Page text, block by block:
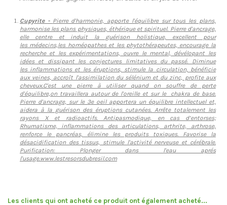
Cupyrite - Pierre d'harmonie, apporte l'équilibre sur tous les plans,
harmonise les plans physiques, éthérique et spirituel. Pierre d'ancrage,
elle centre et induit la guérison holistique, excellent pour
les médecins,les homéopathes et les phytothérapeutes, encourage la
recherche et les expérimentations, ouvre le mental, dévélopant les
idées et dissipant les conjectures limitatives du passé. Diminue
les inflammations et les éruptions, stimule la circulation, bénéficie
aux veines, accroît l'assimilation du sélénium et du zinc, profite aux
cheveux.C'est une pierre à utiliser quand on souffre de perte
d'équilibre,on travaillera autour de l'oreille et sur le chakra de base.
Pierre d'ancrage, sur le 3e oeil apportera un équilibre intellectuel et,
aidera à la guérison des éruptions cutanées. Arrête totalement les
rayons X et radioactifs. Antipasmodique, en cas d’entorses;
Rhumatisme, inflammations des articulations, arthrite, arthrose,
renforce le pancréas, élimine les produits toxiques. Favorise la
désacidification des tissus, stimule l'activité nerveuse et cérébrale.
Purification: Plonger dans l'eau aprés
l'usage.www.lestresorsdubresil.com
Les clients qui ont acheté ce produit ont également acheté...